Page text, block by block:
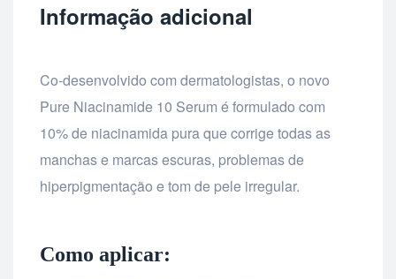
Informação adicional
Co-desenvolvido com dermatologistas, o novo
Pure Niacinamide 10 Serum é formulado com
10% de niacinamida pura que corrige todas as
manchas e marcas escuras, problemas de
hiperpigmentação e tom de pele irregular.
Como aplicar: